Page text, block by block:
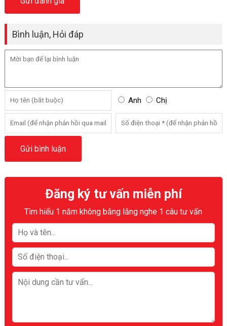
Bình luận, Hỏi đáp
Anh Chị
Đăng ký tư vấn miễn phí
Tìm hiểu 1 năm không bằng lắng nghe 1 câu tư vấn